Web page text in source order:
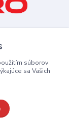
súborov
sa Vašich